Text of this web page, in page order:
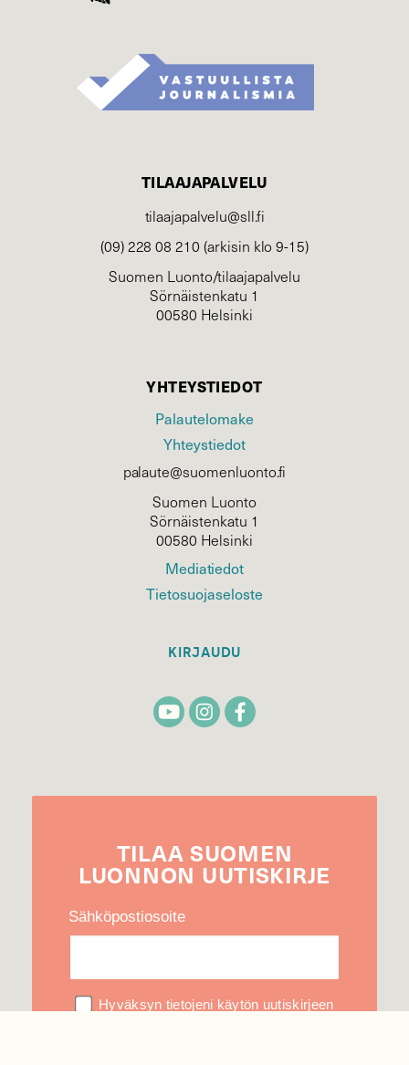
TILAAJAPALVELU
tilaajapalvelu@sll.fi
(09) 228 08 210 (arkisin klo 9-15)
Suomen Luonto/tilaajapalvelu
Sörnäistenkatu 1
00580 Helsinki
YHTEYSTIEDOT
Palautelomake
Yhteystiedot
palaute@suomenluonto.fi
Suomen Luonto
Sörnäistenkatu 1
00580 Helsinki
Mediatiedot
Tietosuojaseloste
KIRJAUDU
TILAA SUOMEN
LUONNON UUTIS­KIRJE
Sähköpostiosoite
Hyväksyn tietojeni käytön uutiskirjeen